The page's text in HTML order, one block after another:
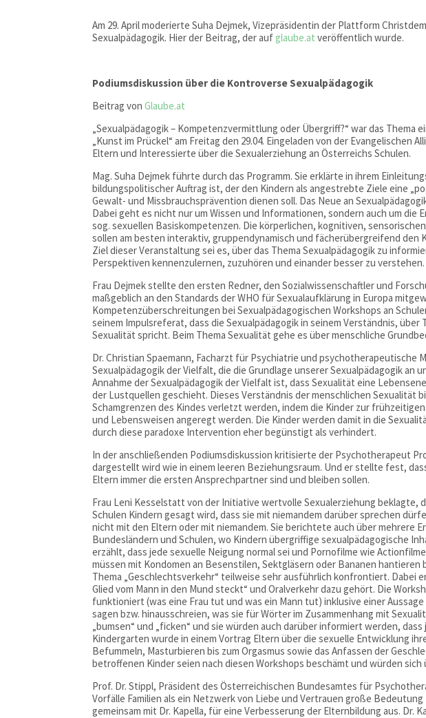
Am 29. April moderierte Suha Dejmek, Vizepräsidentin der Plattform
Sexualpädagogik. Hier der Beitrag, der aufglaube.at veröffentlich wurde.
Podiumsdiskussion über die Kontroverse Sexualpädagogik
Beitrag vonGlaube.at
„Sexualpädagogik – Kompetenzvermittlung oder Übergriff?“ war das
„Kunst im Prückel“ am Freitag den 29.04. Eingeladen von der Evangelischen
Eltern und Interessierte über die Sexualerziehung an Österreichs Schulen.
Mag. Suha Dejmek führte durch das Programm. Sie erklärte in ihrem
bildungspolitischer Auftrag ist, der den Kindern als angestrebte Ziele eine
Gewalt- und Missbrauchsprävention dienen soll. Das Neue an
Dabei geht es nicht nur um Wissen und Informationen, sondern auch um
sog. sexuellen Basiskompetenzen. Die körperlichen, kognitiven,
sollen am besten interaktiv, gruppendynamisch und fächerübergreifend den
Ziel dieser Veranstaltung sei es, über das Thema Sexualpädagogik zu
Perspektiven kennenzulernen, zuzuhören und einander besser zu verstehen.
Frau Dejmek stellte den ersten Redner, den Sozialwissenschaftler und
maßgeblich an den Standards der WHO für Sexualaufklärung in Europa
Kompetenzüberschreitungen bei Sexualpädagogischen Workshops an
seinem Impulsreferat, dass die Sexualpädagogik in seinem Verständnis,
Sexualität spricht. Beim Thema Sexualität gehe es über menschliche
Dr. Christian Spaemann, Facharzt für Psychiatrie und psychotherapeutische
Sexualpädagogik der Vielfalt, die die Grundlage unserer Sexualpädagogik an
Annahme der Sexualpädagogik der Vielfalt ist, dass Sexualität eine
der Lustquellen geschieht. Dieses Verständnis der menschlichen Sexualität
Schamgrenzen des Kindes verletzt werden, indem die Kinder zur
und Lebensweisen angeregt werden. Die Kinder werden damit in die
durch diese paradoxe Intervention eher begünstigt als verhindert.
In der anschließenden Podiumsdiskussion kritisierte der Psychotherapeut
dargestellt wird wie in einem leeren Beziehungsraum. Und er stellte fest,
Eltern immer die ersten Ansprechpartner sind und bleiben sollen.
Frau Leni Kesselstatt von der Initiative wertvolle Sexualerziehung beklagte,
Schulen Kindern gesagt wird, dass sie mit niemandem darüber sprechen
nicht mit den Eltern oder mit niemandem. Sie berichtete auch über mehrere
Bundesländern und Schulen, wo Kindern übergriffige sexualpädagogische
erzählt, dass jede sexuelle Neigung normal sei und Pornofilme wie
müssen mit Kondomen an Besenstilen, Sektgläsern oder Bananen hantieren
Thema „Geschlechtsverkehr“ teilweise sehr ausführlich konfrontiert. Dabei
Glied vom Mann in den Mund steckt“ und Oralverkehr dazu gehört. Die
funktioniert (was eine Frau tut und was ein Mann tut) inklusive einer
sagen bzw. hinausschreien, was sie für Wörter im Zusammenhang mit
„bumsen“ und „ficken“ und sie würden auch darüber informiert werden,
Kindergarten wurde in einem Vortrag Eltern über die sexuelle Entwicklung
Befummeln, Masturbieren bis zum Orgasmus sowie das Anfassen der
betroffenen Kinder seien nach diesen Workshops beschämt und würden sich
Prof. Dr. Stippl, Präsident des Österreichischen Bundesamtes für
Vorfälle Familien als ein Netzwerk von Liebe und Vertrauen große Bedeutung
gemeinsam mit Dr. Kapella, für eine Verbesserung der Elternbildung aus. Dr.